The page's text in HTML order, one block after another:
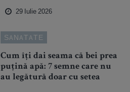
29 Iulie 2026
SANATATE
Cum îți dai seama că bei prea
puțină apă: 7 semne care nu
au legătură doar cu setea